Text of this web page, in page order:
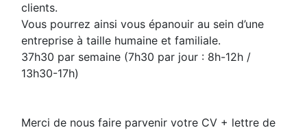
clients.
Vous pourrez ainsi vous épanouir au sein d’une
entreprise à taille humaine et familiale.
37h30 par semaine (7h30 par jour : 8h-12h /
13h30-17h)
Merci de nous faire parvenir votre CV + lettre de